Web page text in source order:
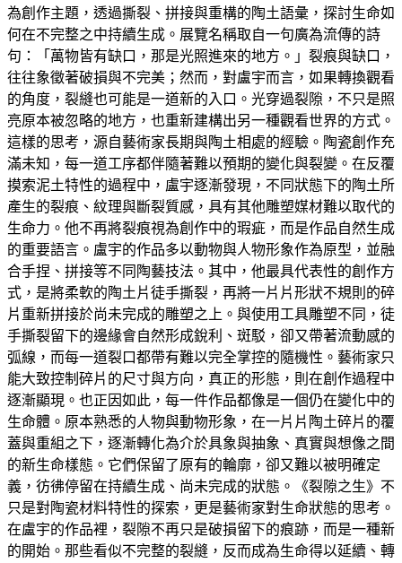
為創作主題，透過撕裂、拼接與重構的陶土語彙，探討生命如
何在不完整之中持續生成。展覽名稱取自一句廣為流傳的詩
句：「萬物皆有缺口，那是光照進來的地方。」裂痕與缺口，
往往象徵著破損與不完美；然而，對盧宇而言，如果轉換觀看
的角度，裂縫也可能是一道新的入口。光穿過裂隙，不只是照
亮原本被忽略的地方，也重新建構出另一種觀看世界的方式。
這樣的思考，源自藝術家長期與陶土相處的經驗。陶瓷創作充
滿未知，每一道工序都伴隨著難以預期的變化與裂變。在反覆
摸索泥土特性的過程中，盧宇逐漸發現，不同狀態下的陶土所
產生的裂痕、紋理與斷裂質感，具有其他雕塑媒材難以取代的
生命力。他不再將裂痕視為創作中的瑕疵，而是作品自然生成
的重要語言。盧宇的作品多以動物與人物形象作為原型，並融
合手捏、拼接等不同陶藝技法。其中，他最具代表性的創作方
式，是將柔軟的陶土片徒手撕裂，再將一片片形狀不規則的碎
片重新拼接於尚未完成的雕塑之上。與使用工具雕塑不同，徒
手撕裂留下的邊緣會自然形成銳利、斑駁，卻又帶著流動感的
弧線，而每一道裂口都帶有難以完全掌控的隨機性。藝術家只
能大致控制碎片的尺寸與方向，真正的形態，則在創作過程中
逐漸顯現。也正因如此，每一件作品都像是一個仍在變化中的
生命體。原本熟悉的人物與動物形象，在一片片陶土碎片的覆
蓋與重組之下，逐漸轉化為介於具象與抽象、真實與想像之間
的新生命樣態。它們保留了原有的輪廓，卻又難以被明確定
義，彷彿停留在持續生成、尚未完成的狀態。《裂隙之生》不
只是對陶瓷材料特性的探索，更是藝術家對生命狀態的思考。
在盧宇的作品裡，裂隙不再只是破損留下的痕跡，而是一種新
的開始。那些看似不完整的裂縫，反而成為生命得以延續、轉